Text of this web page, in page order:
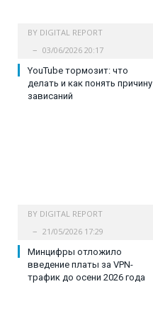
BY DIGITAL REPORT
03/06/2026 20:17
YouTube тормозит: что
делать и как понять причину
зависаний
BY DIGITAL REPORT
21/05/2026 17:29
Минцифры отложило
введение платы за VPN-
трафик до осени 2026 года